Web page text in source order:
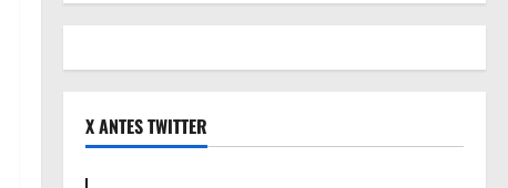
X ANTES TWITTER